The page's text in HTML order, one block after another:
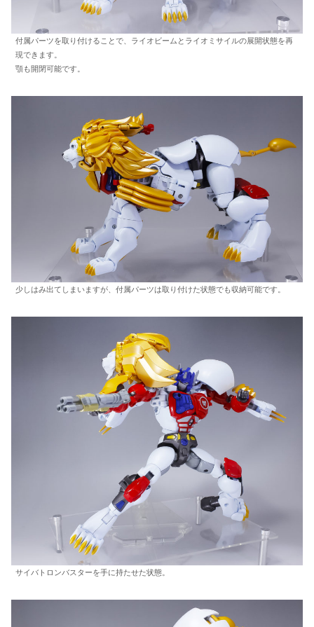
付属パーツを取り付けることで、ライオビームとライオミサイルの展開状態を再
現できます。
顎も開閉可能です。
少しはみ出てしまいますが、付属パーツは取り付けた状態でも収納可能です。
サイバトロンバスターを手に持たせた状態。